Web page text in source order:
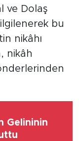
ve Dolaş
bu
nikâhı
nikâh
Gelininin